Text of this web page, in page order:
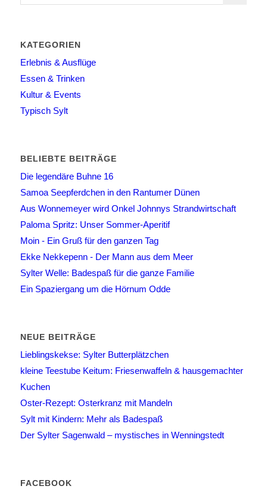
KATEGORIEN
Erlebnis & Ausflüge
Essen & Trinken
Kultur & Events
Typisch Sylt
BELIEBTE BEITRÄGE
Die legendäre Buhne 16
Samoa Seepferdchen in den Rantumer Dünen
Aus Wonnemeyer wird Onkel Johnnys Strandwirtschaft
Paloma Spritz: Unser Sommer-Aperitif
Moin - Ein Gruß für den ganzen Tag
Ekke Nekkepenn - Der Mann aus dem Meer
Sylter Welle: Badespaß für die ganze Familie
Ein Spaziergang um die Hörnum Odde
NEUE BEITRÄGE
Lieblingskekse: Sylter Butterplätzchen
kleine Teestube Keitum: Friesenwaffeln & hausgemachter
Kuchen
Oster-Rezept: Osterkranz mit Mandeln
Sylt mit Kindern: Mehr als Badespaß
Der Sylter Sagenwald – mystisches in Wenningstedt
FACEBOOK